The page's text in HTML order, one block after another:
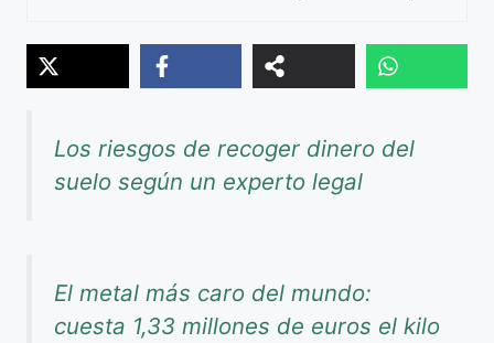
Los riesgos de recoger dinero del
suelo según un experto legal
El metal más caro del mundo:
cuesta 1,33 millones de euros el kilo